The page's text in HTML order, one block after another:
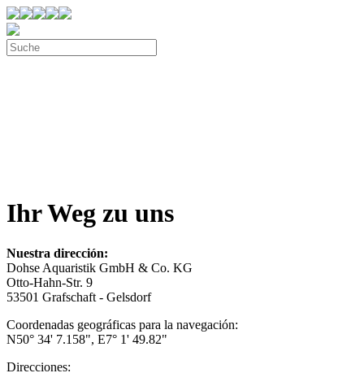
Ihr Weg zu uns
Nuestra dirección:
Dohse Aquaristik GmbH & Co. KG
Otto-Hahn-Str. 9
53501 Grafschaft - Gelsdorf
Coordenadas geográficas para la navegación:
N50° 34' 7.158", E7° 1' 49.82"
Direcciones: